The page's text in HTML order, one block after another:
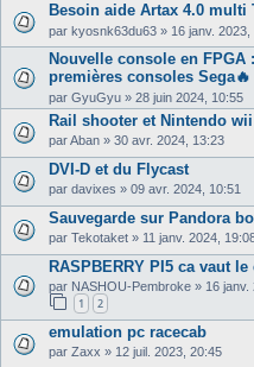
Besoin aide Artax 4.0 multi
par kyosnk63du63 » 16 janv. 2023,
Nouvelle console en FPGA
premières consoles Sega🔥
par GyuGyu » 28 juin 2024, 10:55
Rail shooter et Nintendo wii
parAban » 30 avr. 2024, 13:23
DVI-D et du Flycast
par davixes » 09 avr. 2024, 10:51
Sauvegarde sur Pandora
par Tekotaket » 11 janv. 2024,
RASPBERRY PI5 ca vaut
par NASHOU-Pembroke » 16 janv.
1 2
emulation pc racecab
par Zaxx » 12 juil. 2023, 20:45